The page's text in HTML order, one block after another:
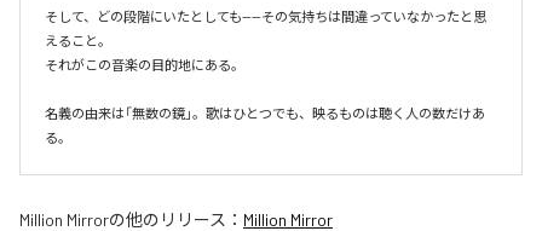
そして、どの段階にいたとしても——その気持ちは間違っていなかったと思
えること。
それがこの音楽の目的地にある。
名義の由来は「無数の鏡」。歌はひとつでも、映るものは聴く人の数だけあ
る。
Million Mirrorの他のリリース： Million Mirror